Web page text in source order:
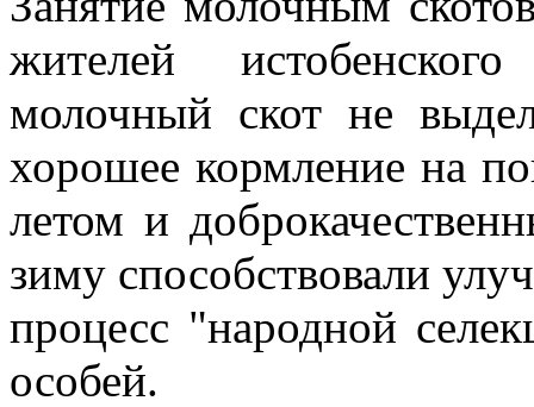
жителей
молочный скот не
хорошее кормление на
летом и
зиму способствовали
процесс "народной
особей.